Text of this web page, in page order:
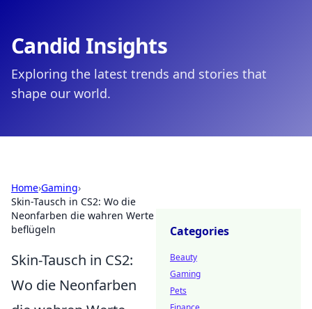
Candid Insights
Exploring the latest trends and stories that
shape our world.
Home›Gaming›
Skin-Tausch in CS2: Wo die
Neonfarben die wahren Werte
beflügeln
Skin-Tausch in CS2:
Wo die Neonfarben
Categories
Beauty
Gaming
Pets